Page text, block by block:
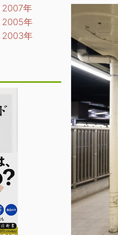
2007年
2005年
2003年